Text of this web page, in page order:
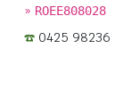
» ROEE808028
0425 98236